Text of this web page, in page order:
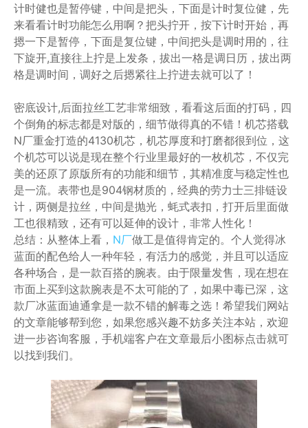
计时健也是暂停键，中间是把头，下面是计时复位健，先
来看看计时功能怎么用啊？把头拧开，按下计时开始，再
摁一下是暂停，下面是复位键，中间把头是调时用的，往
下旋开,直接往上拧是上发条，拔出一格是调日历，拔出两
格是调时间，调好之后摁紧往上拧进去就可以了！
密底设计,后面拉丝工艺非常细致，看看这后面的打码，四
个倒角的标志都是对版的，细节做得真的不错！机芯搭载
N厂重金打造的4130机芯，机芯厚度和打磨都很到位，这
个机芯可以说是现在整个行业里最好的一枚机芯，不仅完
美的还原了原版所有的功能和细节，其精准度与稳定性也
是一流。表带也是904钢材质的，经典的劳力士三排链设
计，两侧是拉丝，中间是抛光，蚝式表扣，打开后里面做
工也很精致，还有可以延伸的设计，非常人性化！
总结：从整体上看， N厂做工是值得肯定的。个人觉得冰
蓝面的配色给人一种年轻，有活力的感觉，并且可以适应
各种场合，是一款百搭的腕表。由于限量发售，现在想在
市面上买到这款腕表是不太可能的了，如果中毒已深，这
款厂冰蓝面迪通拿是一款不错的解毒之选！希望我们网站
的文章能够帮到您，如果您感兴趣不妨多关注本站，欢迎
进一步咨询客服，手机端客户在文章最后小图标点击就可
以找到我们。